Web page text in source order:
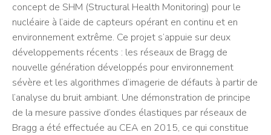
concept de SHM (Structural Health Monitoring) pour le
nucléaire à l’aide de capteurs opérant en continu et en
environnement extrême. Ce projet s’appuie sur deux
développements récents : les réseaux de Bragg de
nouvelle génération développés pour environnement
sévère et les algorithmes d’imagerie de défauts à partir de
l’analyse du bruit ambiant. Une démonstration de principe
de la mesure passive d’ondes élastiques par réseaux de
Bragg a été effectuée au CEA en 2015, ce qui constitue